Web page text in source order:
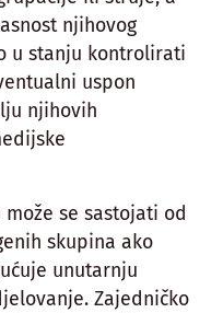
njihovog
u stanju kontrolirati
uspon
njihovih
se sastojati od
skupina ako
unutarnju
Zajedničko